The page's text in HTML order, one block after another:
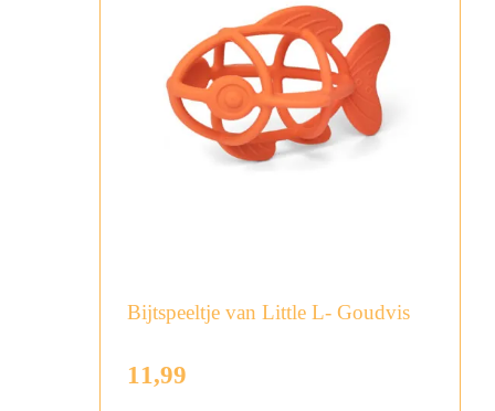
Bijtspeeltje van Little L- Goudvis
11,99